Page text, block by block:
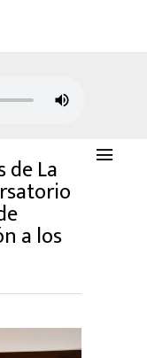
Violación
de La
a los